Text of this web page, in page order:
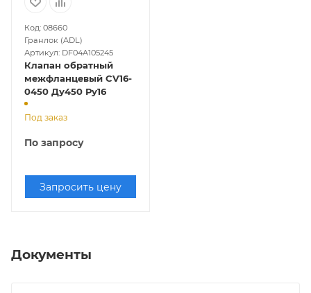
Код: 08660
Гранлок (ADL)
Артикул: DF04A105245
Клапан обратный
межфланцевый CV16-
0450 Ду450 Ру16
Под заказ
По запросу
Запросить цену
Документы